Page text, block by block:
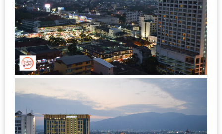
MAPS
MY
ACCOUNT
NEW
TIMELINE
POLICY